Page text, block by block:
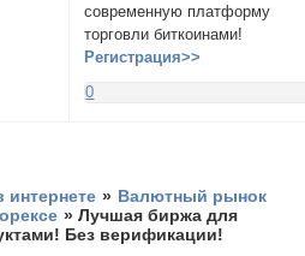
современную платформу
торговли биткоинами!
Регистрация>>
0
интернете » Валютный рынок
»Лучшая биржа для
Без верификации!